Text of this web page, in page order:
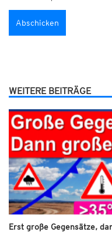
WEITERE BEITRÄGE
Erst große Gegensätze,